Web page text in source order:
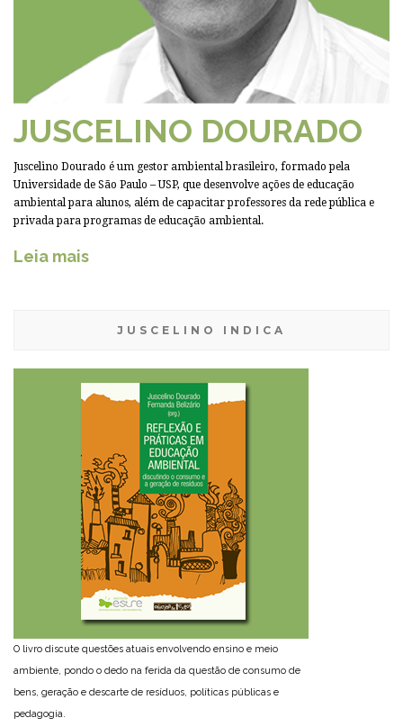
JUSCELINO DOURADO
Juscelino Dourado é um gestor ambiental brasileiro, formado pela
Universidade de São Paulo – USP, que desenvolve ações de educação
ambiental para alunos, além de capacitar professores da rede pública e
privada para programas de educação ambiental.
Leia mais
JUSCELINO INDICA
O livro discute questões atuais envolvendo ensino e meio
ambiente, pondo o dedo na ferida da questão de consumo de
bens, geração e descarte de resíduos, políticas públicas e
pedagogia.